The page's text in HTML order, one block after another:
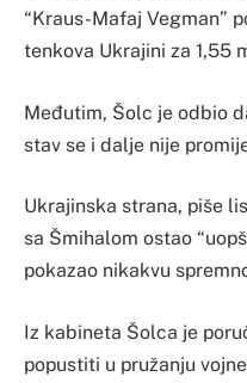
“Kraus-Mafaj Vegman”
tenkova Ukrajini za 1,55
Međutim, Šolc je odbio
stav se i dalje nije
Ukrajinska strana, piše
sa Šmihalom ostao
pokazao nikakvu
Iz kabineta Šolca je
popustiti u pružanju